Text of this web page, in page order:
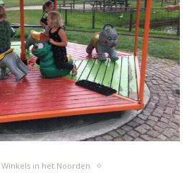
in het Noorden